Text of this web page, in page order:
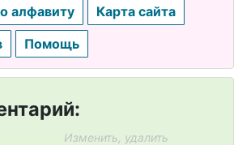
алфавиту
Карта сайта
Помощь
Изменить, удалить